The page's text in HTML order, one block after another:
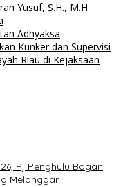
Yusuf, S.H., M.H
Adhyaksa
Kunker dan Supervisi
Riau di Kejaksaan
Pj Penghulu Bagan
Melanggar